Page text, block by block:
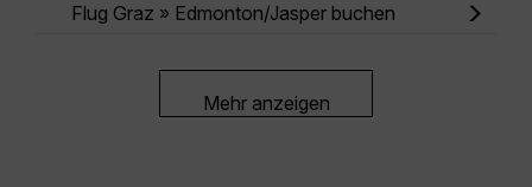
Flug Graz » Edmonton/Jasper buchen
Mehr anzeigen